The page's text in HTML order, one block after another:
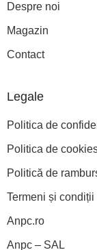
Despre noi
Magazin
Contact
Legale
Politica de
Politica de
Politică de
Termeni și condiții
Anpc.ro
Anpc – SAL